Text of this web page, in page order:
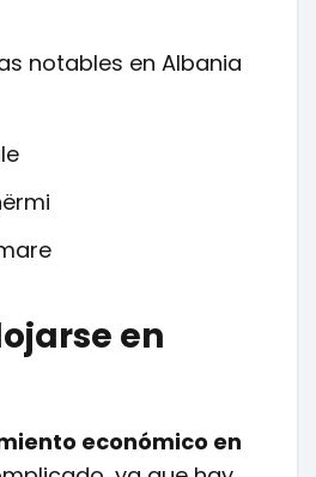
notables en Albania
en
económico en